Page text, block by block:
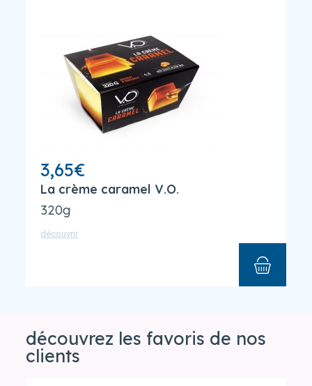
3,65€
La crème caramel V.O.
320g
découvrir
découvrez les favoris de nos
clients